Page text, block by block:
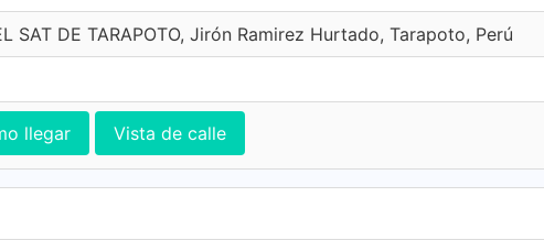
SAT DE TARAPOTO, Jirón Ramirez Hurtado, Tarapoto, Perú
llegar Vista de calle